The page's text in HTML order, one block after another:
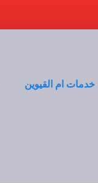
خدمات ام القيوين